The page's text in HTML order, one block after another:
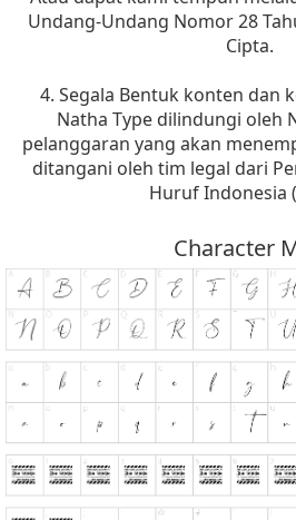
Undang-Undang Nomor 28
Cipta.
4. Segala Bentuk konten dan
Natha Type dilindungi oleh
pelanggaran yang akan
ditangani oleh tim legal dari
Huruf Indonesia
Character